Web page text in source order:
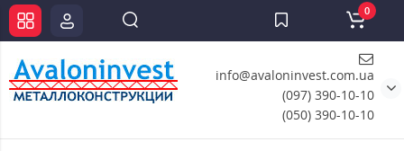
info@avaloninvest.com.ua
(097) 390-10-10
(050) 390-10-10
0